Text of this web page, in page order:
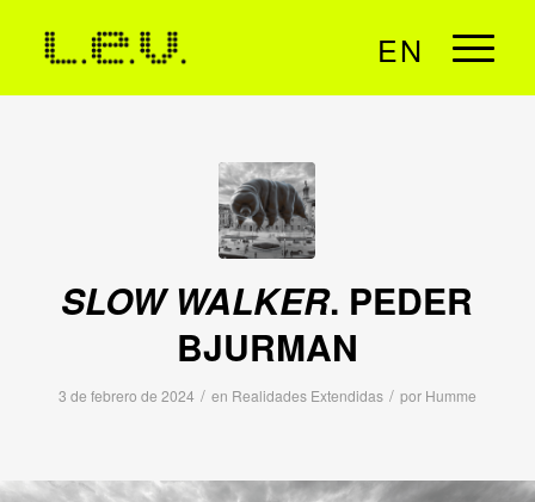
EN
SLOW WALKER. PEDER
BJURMAN
3 de febrero de 2024 / en Realidades Extendidas / por Humme